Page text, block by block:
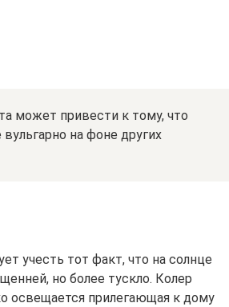
может привести к тому, что
на фоне других
учесть тот факт, что на солнце
но более тускло. Колер
освещается прилегающая к дому